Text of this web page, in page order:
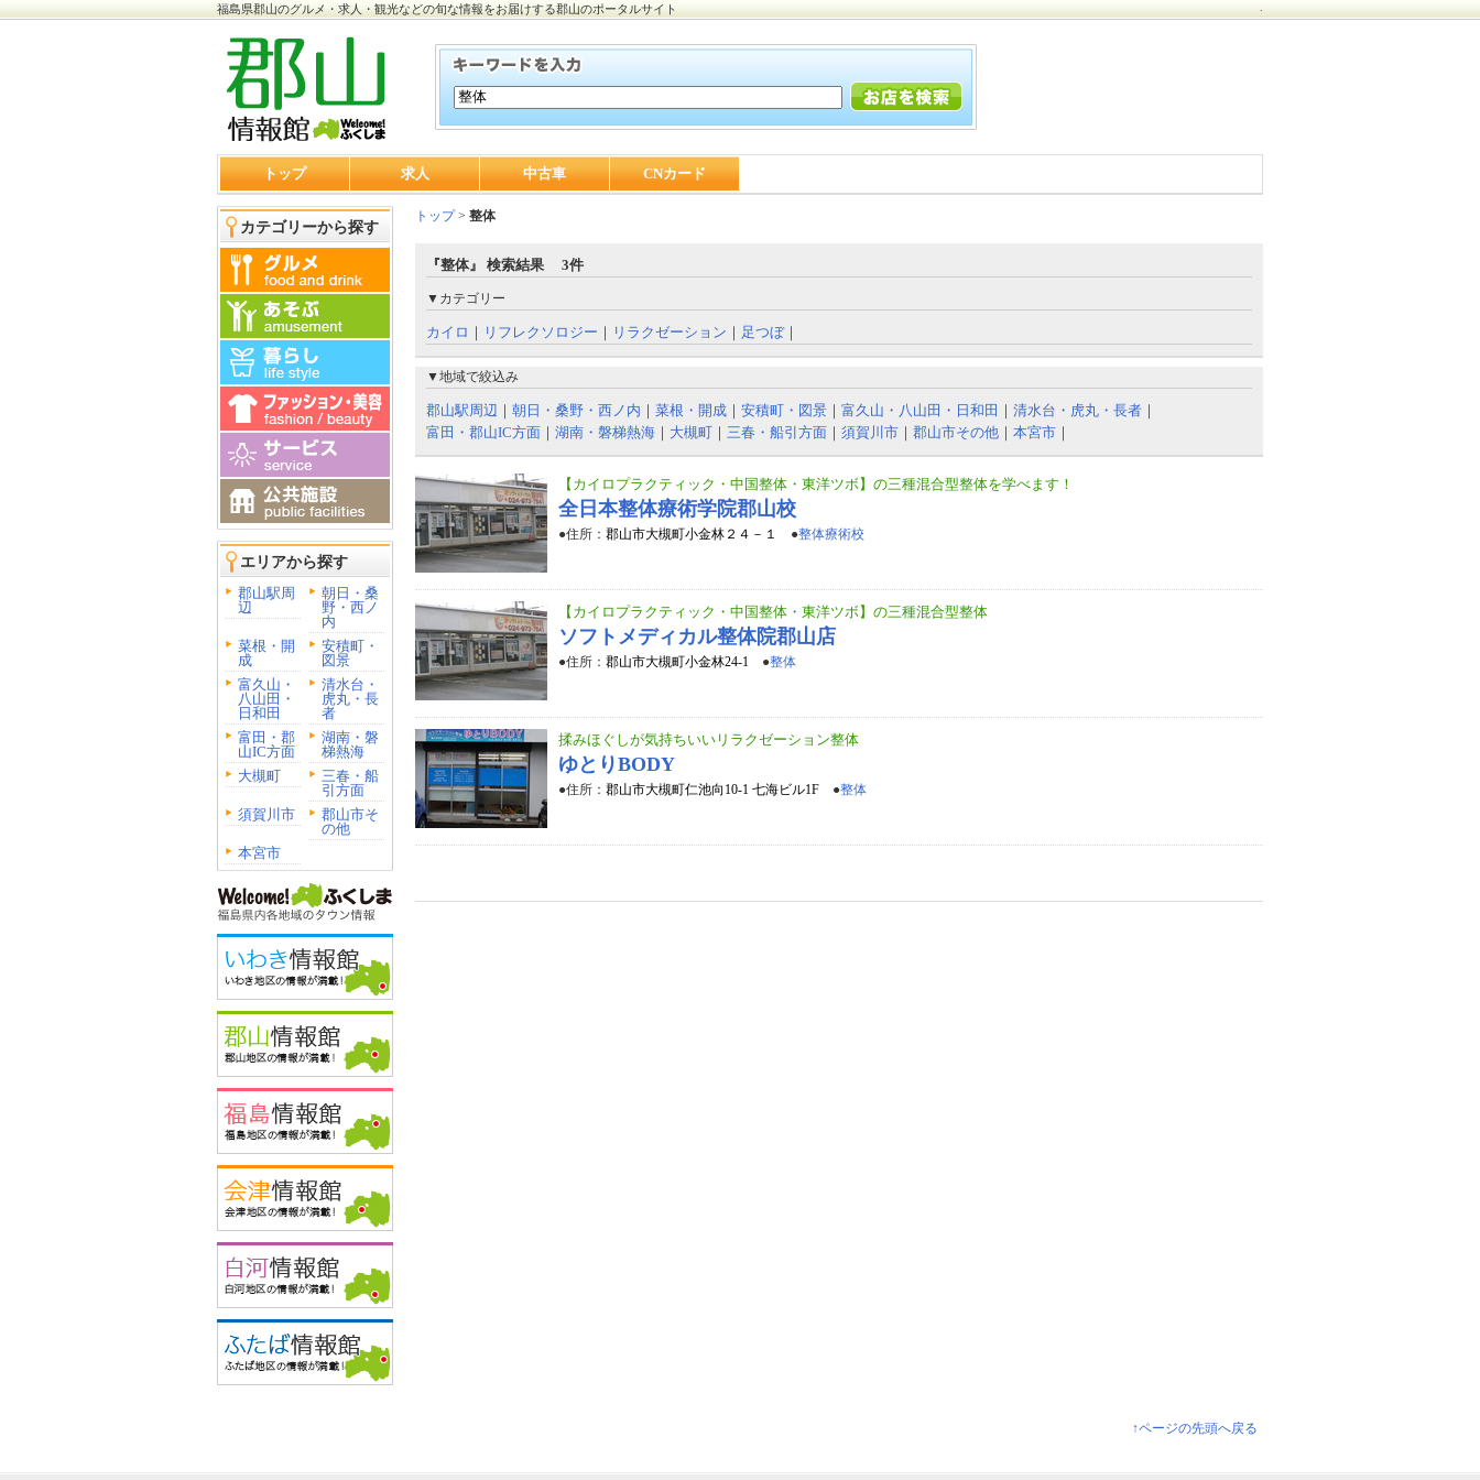
福島県郡山のグルメ・求人・観光などの旬な情報をお届けする郡山のポータルサイト
トップ 求人 中古車 CNカード
カテゴリーから探す
エリアから探す
郡山駅周
辺
朝日・桑
野・西ノ
内
菜根・開
成
安積町・
図景
富久山・
八山田・
日和田
清水台・
虎丸・長
者
富田・郡
山IC方面
湖南・磐
梯熱海
大槻町
三春・船
引方面
須賀川市
郡山市そ
の他
本宮市
トップ> 整体
『整体』 検索結果 3件
▼カテゴリー
カイロ ｜ リフレクソロジー ｜ リラクゼーション ｜ 足つぼ｜
▼地域で絞込み
郡山駅周辺 ｜ 朝日・桑野・西ノ内 ｜ 菜根・開成 ｜ 安積町・図景 ｜ 富久山・八山田・日和田 ｜ 清水台・虎丸・長者 ｜
富田・郡山IC方面 ｜ 湖南・磐梯熱海 ｜ 大槻町 ｜ 三春・船引方面 ｜ 須賀川市 ｜ 郡山市その他 ｜ 本宮市 ｜
【カイロプラクティック・中国整体・東洋ツボ】の三種混合型整体を学べます！
全日本整体療術学院郡山校
●住所： 郡山市大槻町小金林２４－１ ●整体療術校
【カイロプラクティック・中国整体・東洋ツボ】の三種混合型整体
ソフトメディカル整体院郡山店
●住所： 郡山市大槻町小金林24-1 ●整体
揉みほぐしが気持ちいいリラクゼーション整体
ゆとりBODY
●住所： 郡山市大槻町仁池向10-1 七海ビル1F ●整体
↑ページの先頭へ戻る